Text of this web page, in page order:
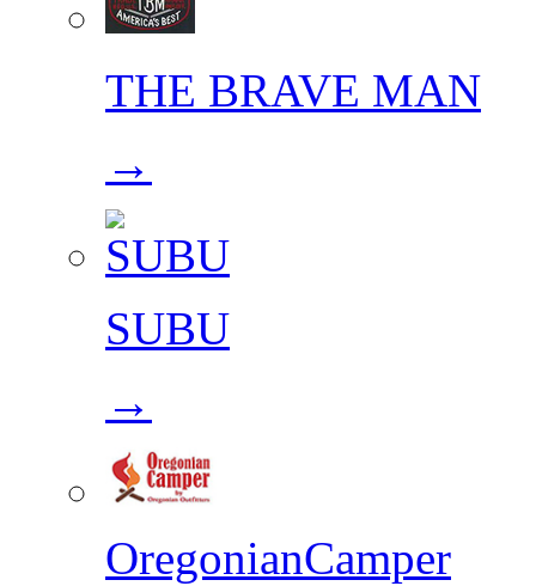
THE BRAVE MAN
→
SUBU
→
OregonianCamper